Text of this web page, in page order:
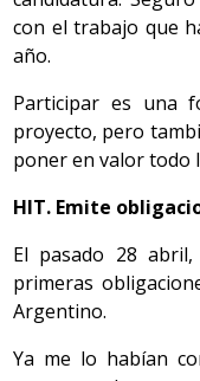
con el trabajo que
año.
Participar es una
proyecto, pero
poner en valor todo
HIT. Emite
El pasado 28
primeras
Argentino.
Ya me lo habían